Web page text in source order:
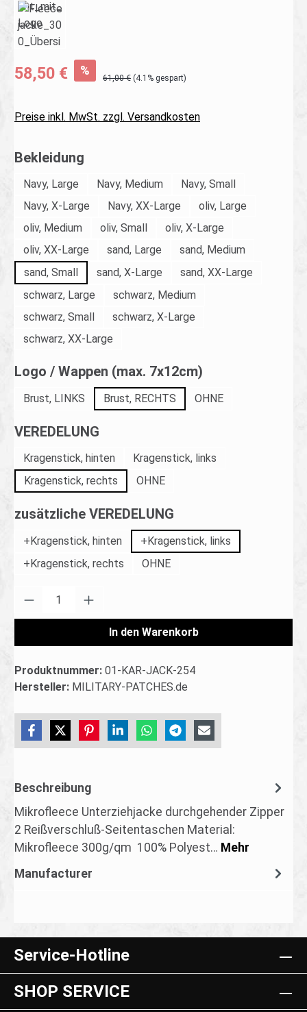
58,50 € %
61,00 € (4.1% gespart)
Preise inkl. MwSt. zzgl. Versandkosten
Bekleidung
Navy, Large Navy, Medium
Navy, Small
Navy, X-Large
Navy, XX-Large
oliv, Large
oliv, Medium
oliv, Small
oliv, X-Large
oliv, XX-Large
sand, Large
sand, Medium
sand, Small
sand, X-Large
sand, XX-Large
schwarz, Large
schwarz, Medium
schwarz, Small
schwarz, X-Large
schwarz, XX-Large
Logo / Wappen (max. 7x12cm)
Brust, LINKS Brust, RECHTS OHNE
VEREDELUNG
Kragenstick, hinten
Kragenstick, links
Kragenstick, rechts
OHNE
zusätzliche VEREDELUNG
+Kragenstick, hinten
+Kragenstick, links
+Kragenstick, rechts
OHNE
Produkt Anzahl: Gib den gewünschten
In den Warenkorb
Produktnummer: 01-KAR-JACK-254
Hersteller: MILITARY-PATCHES.de
Beschreibung
Mikrofleece Unterziehjacke durchgehender Zipper
2 Reißverschluß-Seitentaschen Material:
Mikrofleece 300g/qm 100% Polyest… Mehr
Manufacturer
Service-Hotline
SHOP SERVICE